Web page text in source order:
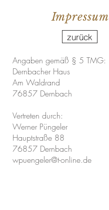
Impressum
zurück
Angaben gemäß § 5 TMG:
Dernbacher Haus
Am Waldrand
76857 Dernbach
Vertreten durch:
Werner Püngeler
Hauptstraße 88
76857 Dernbach
wpuengeler@t-online.de